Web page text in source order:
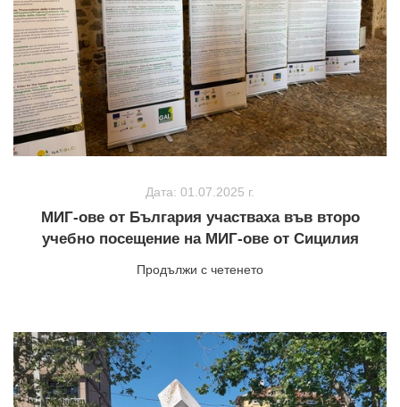
Дата: 01.07.2025 г.
МИГ-ове от България участваха във второ
учебно посещение на МИГ-ове от Сицилия
Продължи с четенето